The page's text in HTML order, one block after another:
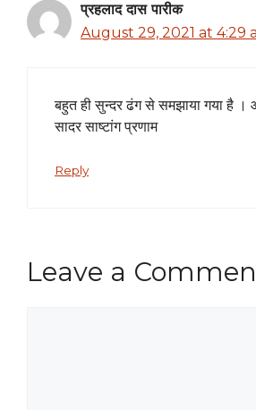
प्रहलाद दास पारीक
August 29, 2021 at 4:29
बहुत ही सुन्दर ढंग से समझाया गया है
सादर साष्टांग प्रणाम
Reply
Leave a